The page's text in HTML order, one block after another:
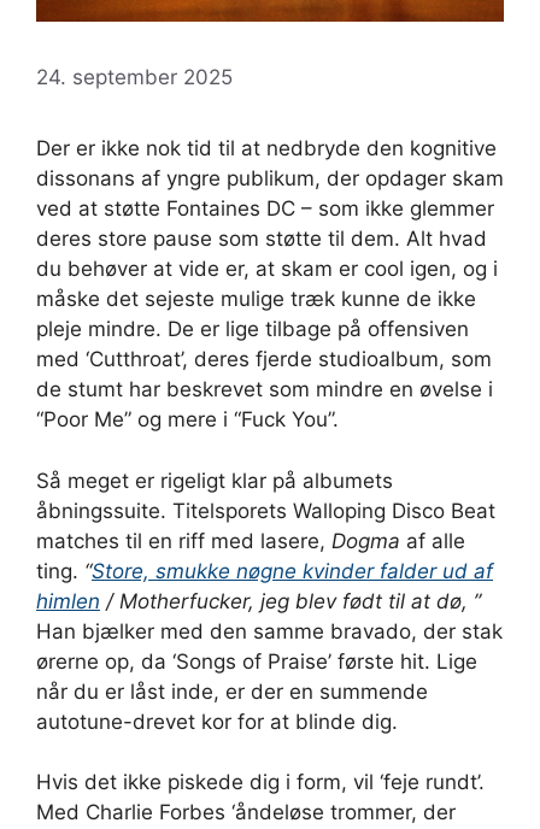
24. september 2025
Der er ikke nok tid til at nedbryde den kognitive
dissonans af yngre publikum, der opdager skam
ved at støtte Fontaines DC – som ikke glemmer
deres store pause som støtte til dem. Alt hvad
du behøver at vide er, at skam er cool igen, og i
måske det sejeste mulige træk kunne de ikke
pleje mindre. De er lige tilbage på offensiven
med ‘Cutthroat’, deres fjerde studioalbum, som
de stumt har beskrevet som mindre en øvelse i
“Poor Me” og mere i “Fuck You”.
Så meget er rigeligt klar på albumets
åbningssuite. Titelsporets Walloping Disco Beat
matches til en riff med lasere, Dogma af alle
ting. “Store, smukke nøgne kvinder falder ud af
himlen / Motherfucker, jeg blev født til at dø, ”
Han bjælker med den samme bravado, der stak
ørerne op, da ‘Songs of Praise’ første hit. Lige
når du er låst inde, er der en summende
autotune-drevet kor for at blinde dig.
Hvis det ikke piskede dig i form, vil ‘feje rundt’.
Med Charlie Forbes ‘åndeløse trommer, der